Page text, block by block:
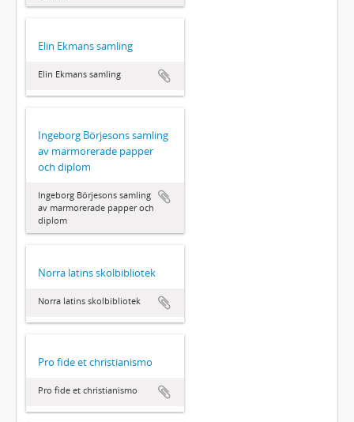
Elin Ekmans samling
Elin Ekmans samling
Ingeborg Börjesons samling
av marmorerade papper
och diplom
Ingeborg Börjesons samling
av marmorerade papper och
diplom
Norra latins skolbibliotek
Norra latins skolbibliotek
Pro fide et christianismo
Pro fide et christianismo